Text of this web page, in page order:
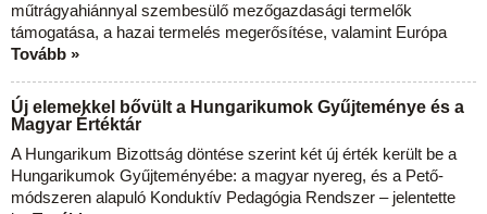
műtrágyahiánnyal szembesülő mezőgazdasági termelők
támogatása, a hazai termelés megerősítése, valamint Európa
Tovább »
Új elemekkel bővült a Hungarikumok Gyűjteménye és a
Magyar Értéktár
A Hungarikum Bizottság döntése szerint két új érték került be a
Hungarikumok Gyűjteményébe: a magyar nyereg, és a Pető-
módszeren alapuló Konduktív Pedagógia Rendszer – jelentette